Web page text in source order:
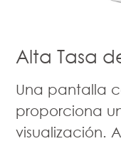
Alta Tasa
Una pantalla
proporciona
visualización.